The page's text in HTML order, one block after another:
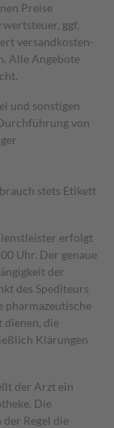
Preise
ggf.
versand­kosten­
Alle Angebote
und sonstigen
von
stets Etikett
erfolgt
Uhr. Der genaue
der
des Spediteurs
pharmazeutische
dienen, die
Klärungen
der Arzt ein
Die
Regel die